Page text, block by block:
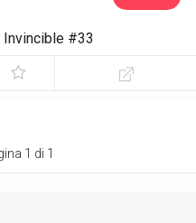
Invincible #33
1 di 1